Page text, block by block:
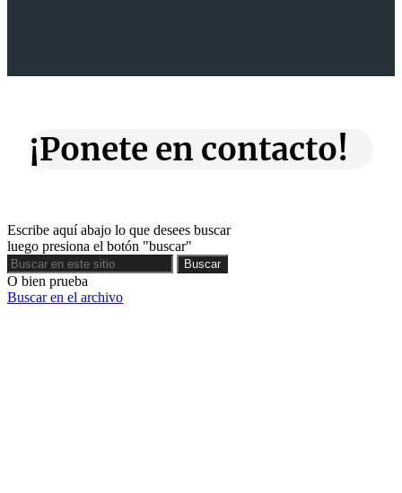
¡Ponete en contacto!
Escribe aquí abajo lo que desees buscar
luego presiona el botón "buscar"
Buscar
Buscar
O bien prueba
Buscar en el archivo